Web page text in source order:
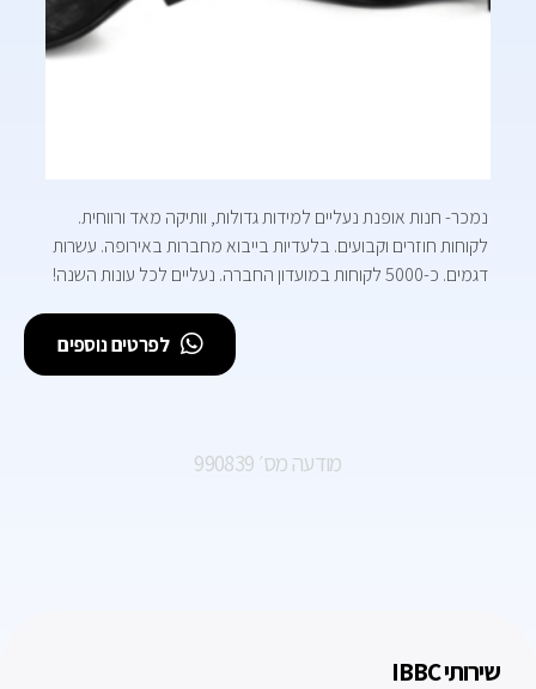
נמכר- חנות אופנת נעליים למידות גדולות, וותיקה מאד ורווחית.
לקוחות חוזרים וקבועים. בלעדיות בייבוא מחברות באירופה. עשרות
דגמים. כ-5000 לקוחות במועדון החברה. נעליים לכל עונות השנה!
לפרטים נוספים
מודעה מס׳ 990839
שירותי IBBC